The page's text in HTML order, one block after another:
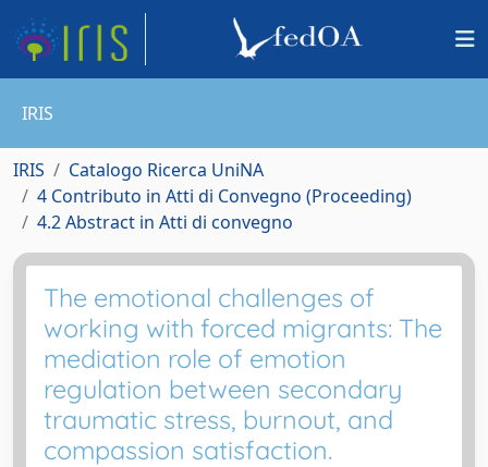
IRIS
IRIS
Catalogo Ricerca UniNA
4 Contributo in Atti di Convegno (Proceeding)
4.2 Abstract in Atti di convegno
The emotional challenges of
working with forced migrants: The
mediation role of emotion
regulation between secondary
traumatic stress, burnout, and
compassion satisfaction.